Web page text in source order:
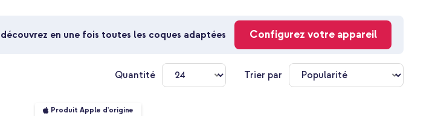
en une fois toutes les coques adaptées Configurez votre appareil
Quantité Trier par
Produit Apple d'origine